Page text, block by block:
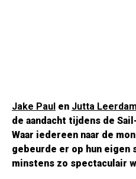
Jake Paul en Jutta Leerdam
de aandacht tijdens de
Waar iedereen naar de
gebeurde er op hun
minstens zo spectaculair